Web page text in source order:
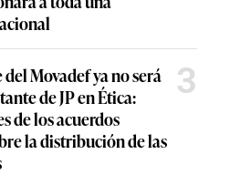
Movadef ya no será
de JP en Ética:
de los acuerdos
la distribución de las
3